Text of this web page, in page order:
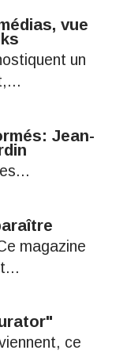
vue
un
Jean-
magazine
ce